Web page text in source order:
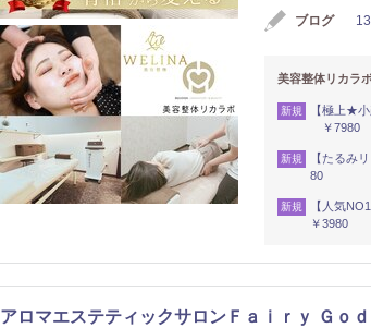
ブログ
美容整体リカラ
新規
【極上★
￥7980
新規
【たるみ
80
新規
【人気
￥3980
アロマエステティックサロンＦａｉｒｙ Ｇｏ